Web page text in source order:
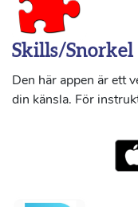
Skills/Snorkel
Den här appen är ett
din känsla. För